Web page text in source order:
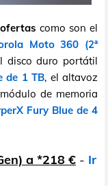
como son el
Moto 360 (2ª
disco duro portátil
de 1 TB, el altavoz
de memoria
Fury Blue de 4
a *218 € - Ir